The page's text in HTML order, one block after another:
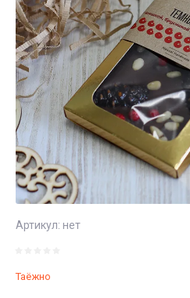
Ягоды, грибы
Иван-чай
Травяные
сборы
Бальзамы,
сиропы
Какао-бобы,
кэроб
Артикул: нет
Таёжно